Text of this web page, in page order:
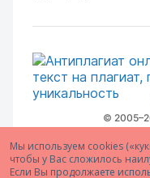
Мы используем cookies
чтобы у Вас сложилось
Если Вы продолжаете
©